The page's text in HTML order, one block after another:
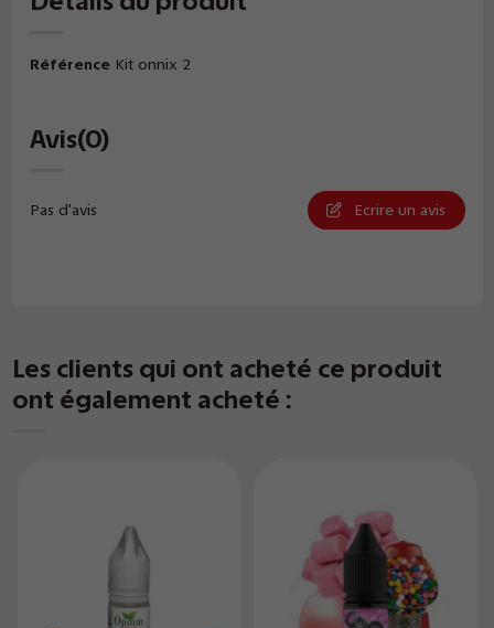
Référence Kit onnix 2
Avis(0)
Pas d'avis Ecrire un avis
Les clients qui ont acheté ce produit
ont également acheté :